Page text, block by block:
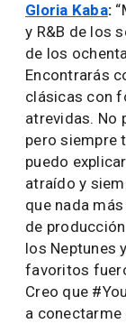
Gloria Kaba:
y R&B de los
de los
Encontrarás
clásicas con
atrevidas. No
pero siempre
puedo
atraído y
que nada
de
los Neptunes
favoritos
Creo que
a conectarme